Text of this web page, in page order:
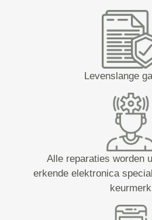
Levenslange
Alle reparaties worden
erkende elektronica
keurmerk